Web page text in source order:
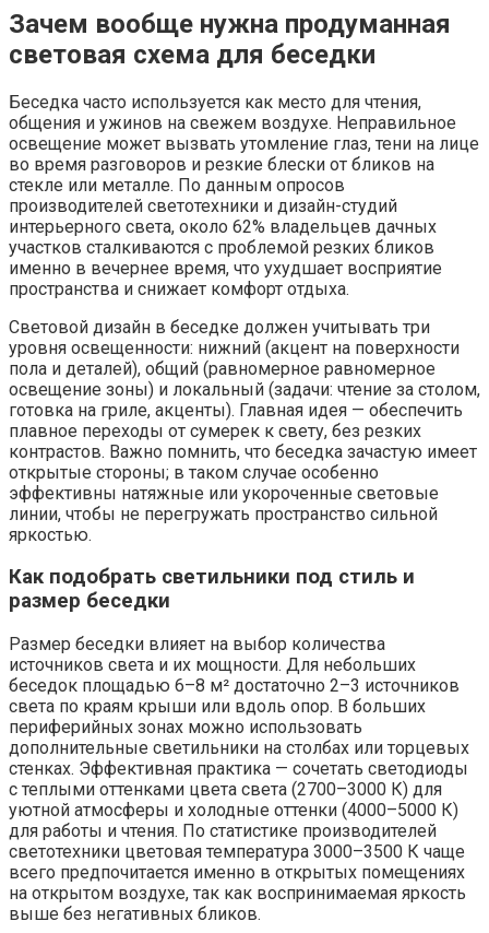
Зачем вообще нужна продуманная
световая схема для беседки
Беседка часто используется как место для чтения,
общения и ужинов на свежем воздухе. Неправильное
освещение может вызвать утомление глаз, тени на лице
во время разговоров и резкие блески от бликов на
стекле или металле. По данным опросов
производителей светотехники и дизайн-студий
интерьерного света, около 62% владельцев дачных
участков сталкиваются с проблемой резких бликов
именно в вечернее время, что ухудшает восприятие
пространства и снижает комфорт отдыха.
Световой дизайн в беседке должен учитывать три
уровня освещенности: нижний (акцент на поверхности
пола и деталей), общий (равномерное равномерное
освещение зоны) и локальный (задачи: чтение за столом,
готовка на гриле, акценты). Главная идея — обеспечить
плавное переходы от сумерек к свету, без резких
контрастов. Важно помнить, что беседка зачастую имеет
открытые стороны; в таком случае особенно
эффективны натяжные или укороченные световые
линии, чтобы не перегружать пространство сильной
яркостью.
Как подобрать светильники под стиль и
размер беседки
Размер беседки влияет на выбор количества
источников света и их мощности. Для небольших
беседок площадью 6–8 м² достаточно 2–3 источников
света по краям крыши или вдоль опор. В больших
периферийных зонах можно использовать
дополнительные светильники на столбах или торцевых
стенках. Эффективная практика — сочетать светодиоды
с теплыми оттенками цвета света (2700–3000 К) для
уютной атмосферы и холодные оттенки (4000–5000 К)
для работы и чтения. По статистике производителей
светотехники цветовая температура 3000–3500 К чаще
всего предпочитается именно в открытых помещениях
на открытом воздухе, так как воспринимаемая яркость
выше без негативных бликов.